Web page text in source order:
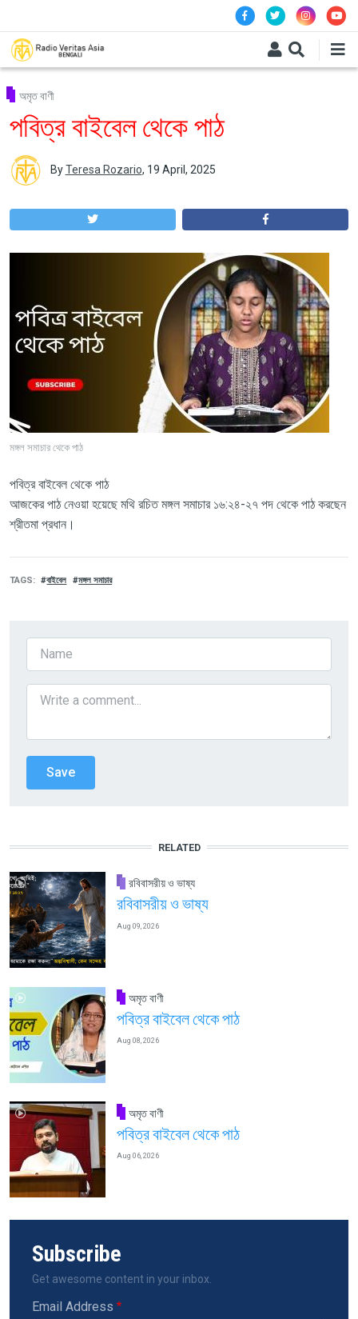
অমৃত বাণী
পবিত্র বাইবেল থেকে পাঠ
ByTeresa Rozario, 19 April, 2025
মঙ্গল সমাচার থেকে পাঠ
পবিত্র বাইবেল থেকে পাঠ
আজকের পাঠ নেওয়া হয়েছে মথি রচিত মঙ্গল সমাচার ১৬:২৪-২৭ পদ থেকে পাঠ করছেন
শ্রীতমা প্রধান।
TAGS বাইবেল মঙ্গল সমাচার
RELATED
রবিবাসরীয় ও ভাষ্য
রবিবাসরীয় ও ভাষ্য
Aug 09, 2026
অমৃত বাণী
পবিত্র বাইবেল থেকে পাঠ
Aug 08, 2026
অমৃত বাণী
পবিত্র বাইবেল থেকে পাঠ
Aug 06, 2026
Subscribe
Get awesome content in your inbox.
Email Address